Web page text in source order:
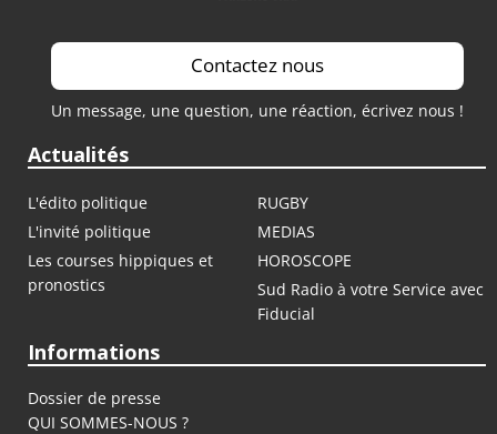
Contactez nous
Un message, une question, une réaction, écrivez nous !
Actualités
L'édito politique
RUGBY
L'invité politique
MEDIAS
Les courses hippiques et
pronostics
HOROSCOPE
Sud Radio à votre Service avec
Fiducial
Informations
Dossier de presse
QUI SOMMES-NOUS ?